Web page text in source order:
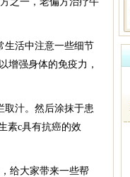
生活中注意一些细节
增强身体的免疫力，
取汁。然后涂抹于患
素c具有抗癌的效
给大家带来一些帮